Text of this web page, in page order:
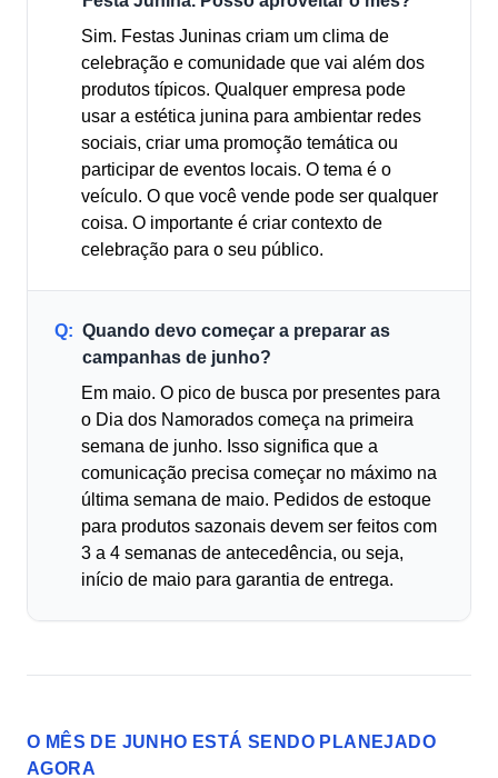
Sim. Festas Juninas criam um clima de
celebração e comunidade que vai além dos
produtos típicos. Qualquer empresa pode
usar a estética junina para ambientar redes
sociais, criar uma promoção temática ou
participar de eventos locais. O tema é o
veículo. O que você vende pode ser qualquer
coisa. O importante é criar contexto de
celebração para o seu público.
Q: Quando devo começar a preparar as
campanhas de junho?
Em maio. O pico de busca por presentes para
o Dia dos Namorados começa na primeira
semana de junho. Isso significa que a
comunicação precisa começar no máximo na
última semana de maio. Pedidos de estoque
para produtos sazonais devem ser feitos com
3 a 4 semanas de antecedência, ou seja,
início de maio para garantia de entrega.
O MÊS DE JUNHO ESTÁ SENDO PLANEJADO
AGORA